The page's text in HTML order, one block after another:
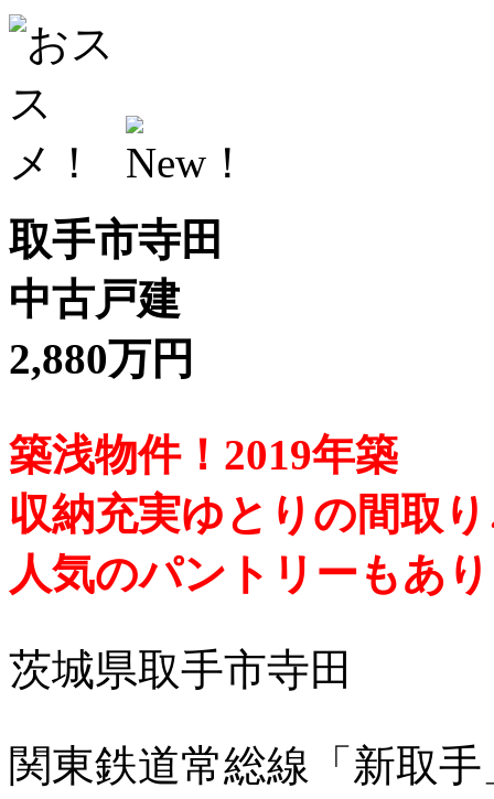
取手市寺田
中古戸建
2,880万円
築浅物件！2019年築
収納充実ゆとりの間取
人気のパントリーもあ
茨城県取手市寺田
関東鉄道常総線「新取